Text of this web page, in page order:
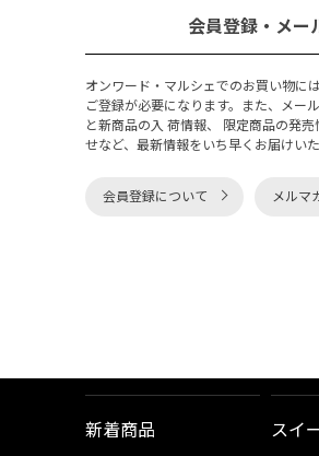
会員登録・メー
オンワード・マルシェでのお買い物に
ご登録が必要になります。また、メー
と新商品の入 荷情報、 限定商品の発
せなど、最新情報をいち早くお届けいた
会員登録について メルマ
新着商品 スイ